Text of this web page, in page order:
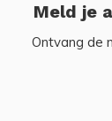
Meld je
Ontvang de